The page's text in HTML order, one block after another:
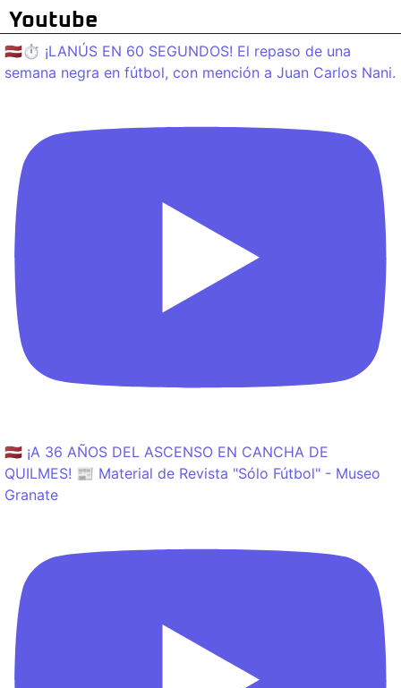
Youtube
🇱🇻⏱️ ¡LANÚS EN 60 SEGUNDOS! El repaso de una
semana negra en fútbol, con mención a Juan Carlos Nani.
🇱🇻 ¡A 36 AÑOS DEL ASCENSO EN CANCHA DE
QUILMES! 📰 Material de Revista "Sólo Fútbol" - Museo
Granate